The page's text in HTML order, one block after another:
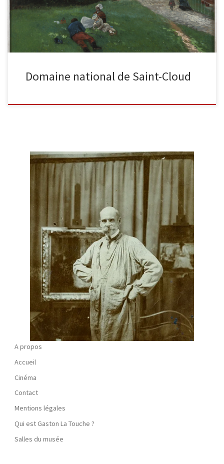
Domaine national de Saint-Cloud
A propos
Accueil
Cinéma
Contact
Mentions légales
Qui est Gaston La Touche ?
Salles du musée